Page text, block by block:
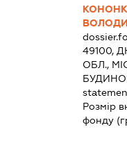
49100,
ОБЛ.,
Розмір
фонду